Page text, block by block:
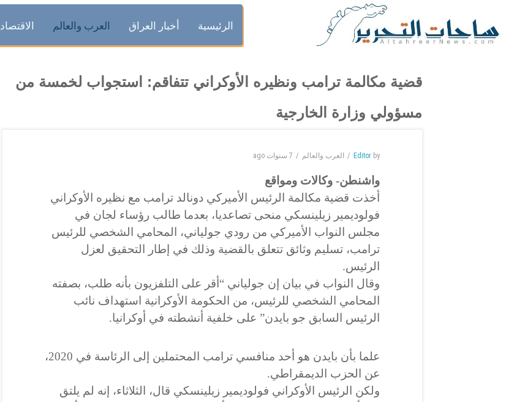
الرئيسية أخبار العراق العرب والعالم الاقتصاد
قضية مكالمة ترامب ونظيره الأوكراني تتفاقم: استجواب لخمسة من
مسؤولي وزارة الخارجية
by
Editor العرب والعالم 7 سنوات ago
واشنطن- وكالات ومواقع
أخذت قضية مكالمة الرئيس الأميركي دونالد ترامب مع نظيره الأوكراني
فولوديمير زيلينسكي منحى تصاعديا، بعدما طالب رؤساء لجان في
مجلس النواب الأميركي من رودي جولياني، المحامي الشخصي للرئيس
ترامب، تسليم وثائق تتعلق بالقضية وذلك في إطار التحقيق لعزل
الرئيس.
وقال النواب في بيان إن جولياني “أقر على التلفزيون بأنه طلب، بصفته
المحامي الشخصي للرئيس، من الحكومة الأوكرانية استهداف نائب
الرئيس السابق جو بايدن” على خلفية أنشطته في أوكرانيا.
علما بأن بايدن هو أحد منافسي ترامب المحتملين إلى الرئاسة في 2020،
عن الحزب الديمقراطي.​
ولكن الرئيس الأوكراني فولوديمير زيلينسكي قال، الثلاثاء، إنه لم يلتق